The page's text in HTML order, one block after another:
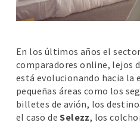
En los últimos años el
comparadores online, lejos
está evolucionando hacia la
pequeñas áreas como los
billetes de avión, los
el caso deSelezz, los